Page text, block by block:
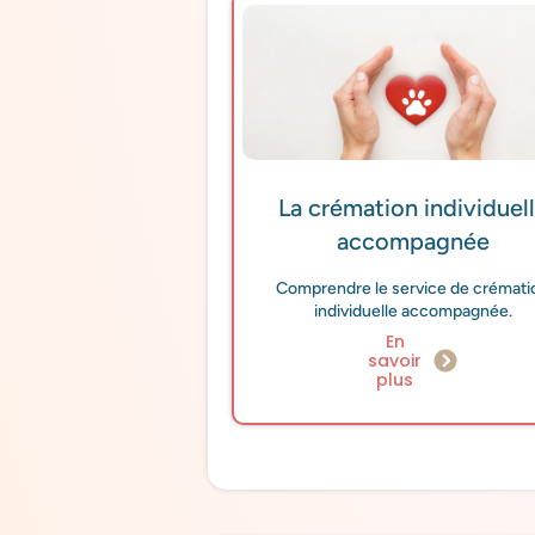
La crémation
accompagnée
Comprendre le service de
individuelle accompagnée.
En
savoir
plus